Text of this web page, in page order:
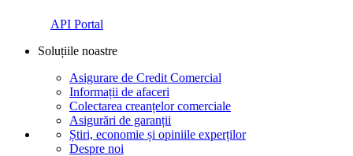
API Portal
Soluțiile noastre
Asigurare de Credit Comercial
Informații de afaceri
Colectarea creanțelor comerciale
Asigurări de garanții
Știri, economie și opiniile experților
Despre noi